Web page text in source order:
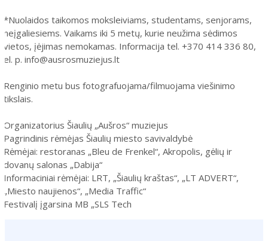
*Nuolaidos taikomos moksleiviams, studentams, senjorams,
neįgaliesiems. Vaikams iki 5 metų, kurie neužima sėdimos
vietos, įėjimas nemokamas. Informacija tel. +370 414 336 80,
el. p. info@ausrosmuziejus.lt
Renginio metu bus fotografuojama/filmuojama viešinimo
tikslais.
Organizatorius Šiaulių „Aušros“ muziejus
Pagrindinis rėmėjas Šiaulių miesto savivaldybė
Rėmėjai: restoranas „Bleu de Frenkel“, Akropolis, gėlių ir
dovanų salonas „Dabija“
Informaciniai rėmėjai: LRT, „Šiaulių kraštas“, „LT ADVERT“,
„Miesto naujienos“, „Media Traffic“
Festivalį įgarsina MB „SLS Tech